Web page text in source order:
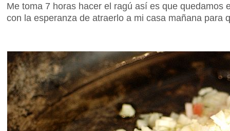
Me toma 7 horas hacer el ragú así es que
con la esperanza de atraerlo a mi casa mañana para